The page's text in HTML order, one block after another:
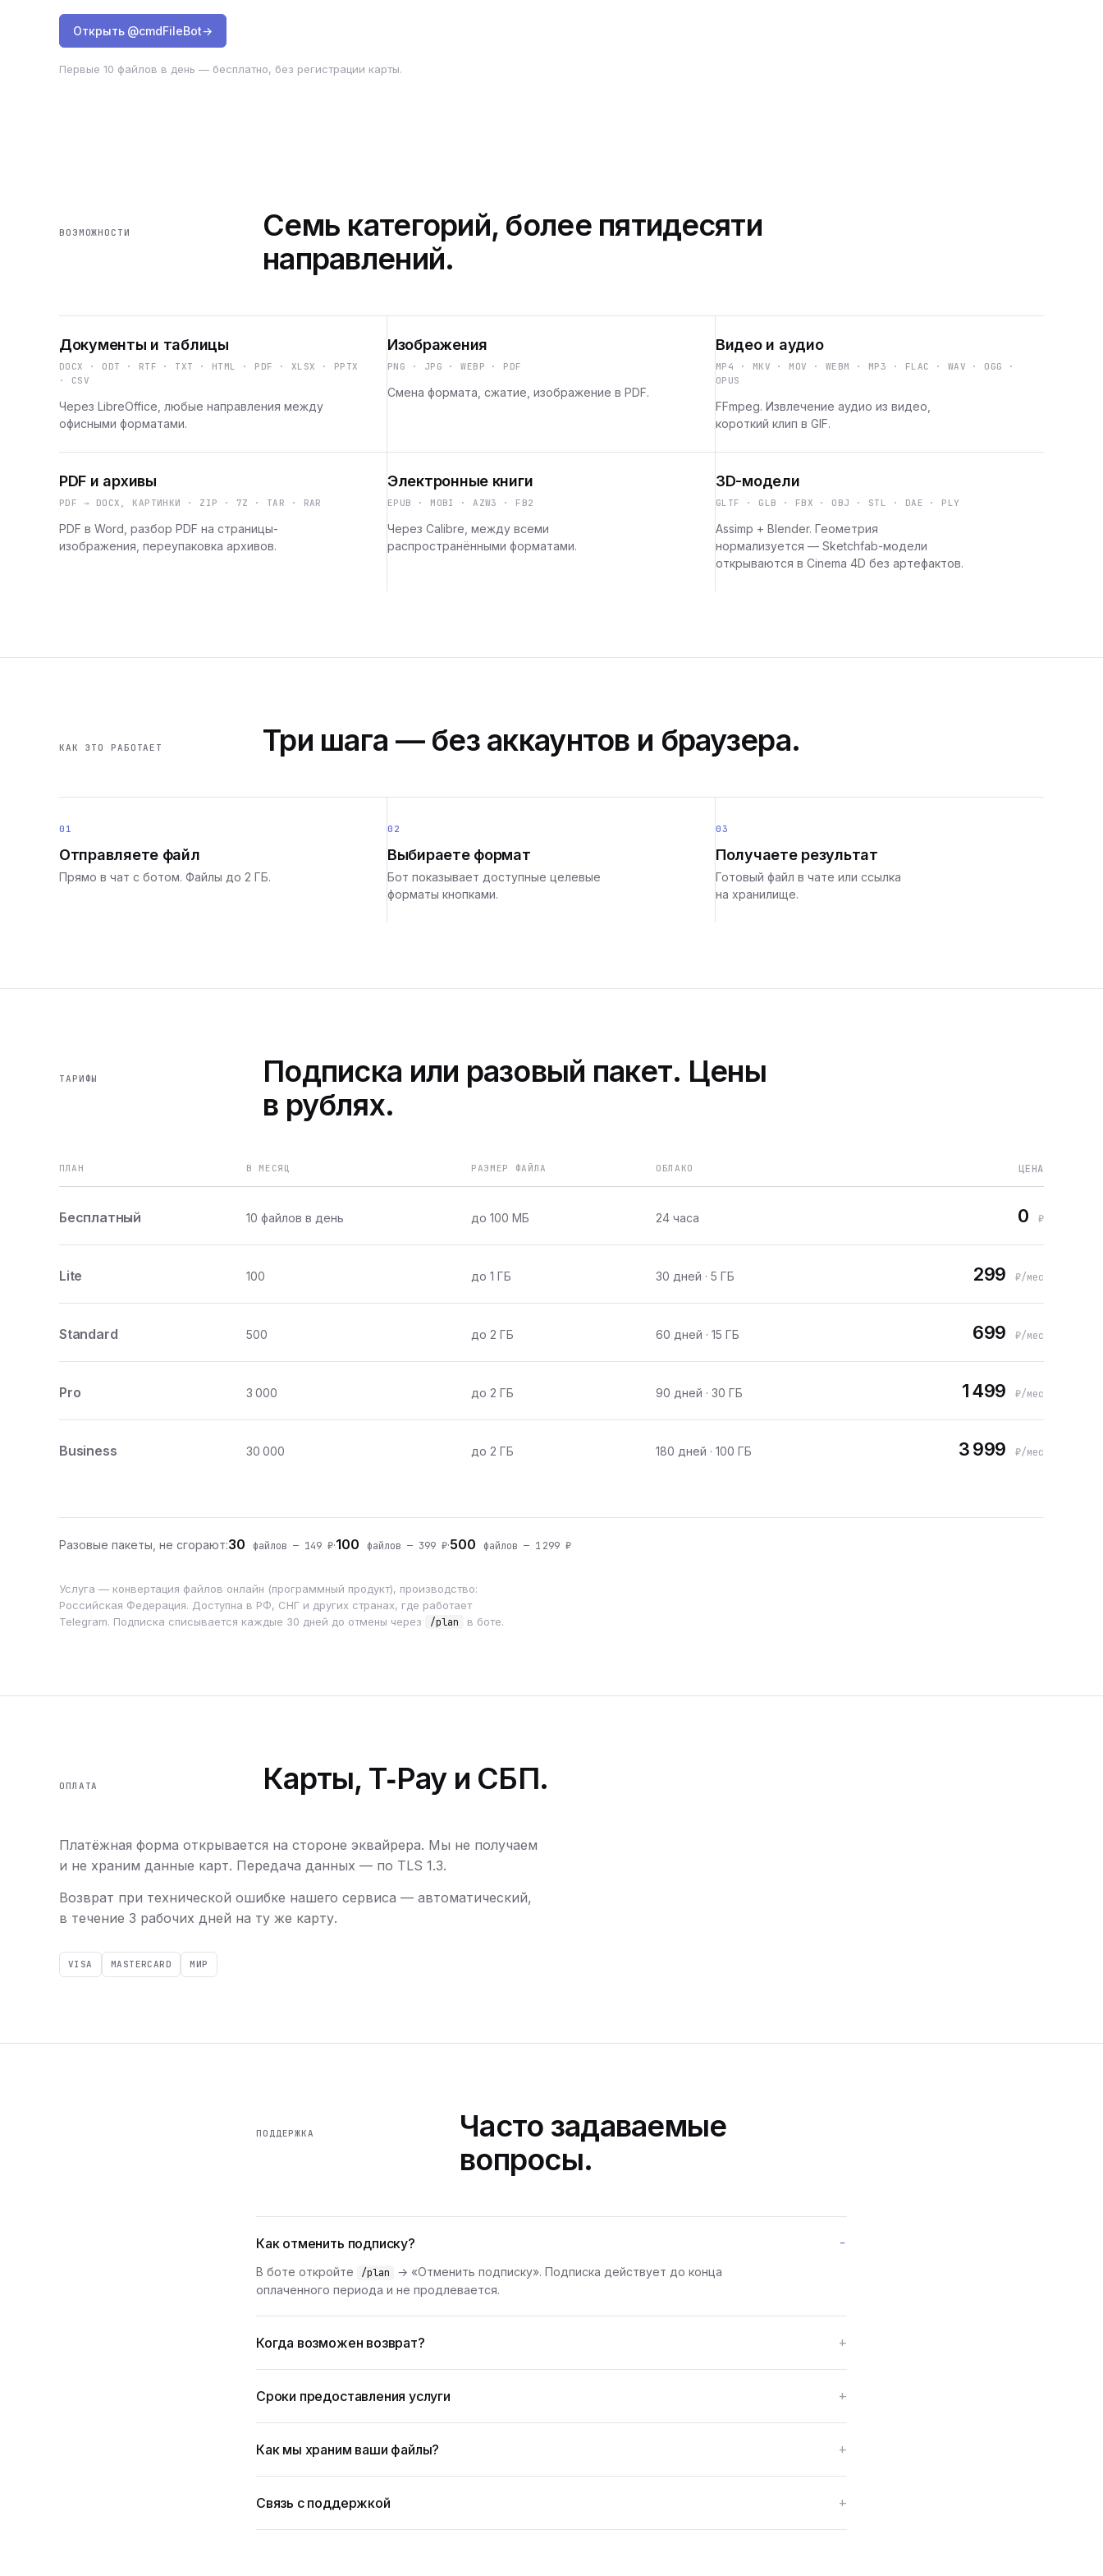
Открыть @cmdFileBot→
Первые 10 файлов в день — бесплатно, без регистрации карты.
ВОЗМОЖНОСТИ
Семь категорий, более пятидесяти
направлений.
Документы и таблицы
DOCX · ODT · RTF · TXT · HTML · PDF · XLSX · PPTX
· CSV
Через LibreOffice, любые направления между
офисными форматами.
Изображения
PNG · JPG · WEBP · PDF
Смена формата, сжатие, изображение в PDF.
Видео и аудио
MP4 · MKV · MOV · WEBM · MP3 · FLAC · WAV · OGG ·
OPUS
FFmpeg. Извлечение аудио из видео,
короткий клип в GIF.
PDF и архивы
PDF → DOCX, КАРТИНКИ · ZIP · 7Z · TAR · RAR
PDF в Word, разбор PDF на страницы-
изображения, переупаковка архивов.
Электронные книги
EPUB · MOBI · AZW3 · FB2
Через Calibre, между всеми
распространёнными форматами.
3D-модели
GLTF · GLB · FBX · OBJ · STL · DAE · PLY
Assimp + Blender. Геометрия
нормализуется — Sketchfab-модели
открываются в Cinema 4D без артефактов.
КАК ЭТО РАБОТАЕТ Три шага — без аккаунтов и браузера.
01
Отправляете файл
Прямо в чат с ботом. Файлы до 2 ГБ.
02
Выбираете формат
Бот показывает доступные целевые
форматы кнопками.
03
Получаете результат
Готовый файл в чате или ссылка
на хранилище.
ТАРИФЫ
Подписка или разовый пакет. Цены
в рублях.
ПЛАН В МЕСЯЦ РАЗМЕР ФАЙЛА ОБЛАКО ЦЕНА
Бесплатный 10 файлов в день до 100 МБ 24 часа 0 ₽
Lite 100 до 1 ГБ 30 дней · 5 ГБ 299 ₽/мес
Standard 500 до 2 ГБ 60 дней · 15 ГБ 699 ₽/мес
Pro 3 000 до 2 ГБ 90 дней · 30 ГБ 1 499 ₽/мес
Business 30 000 до 2 ГБ 180 дней · 100 ГБ 3 999 ₽/мес
Разовые пакеты, не сгорают:30 файлов — 149 ₽·100 файлов — 399 ₽·500 файлов — 1 299 ₽
Услуга — конвертация файлов онлайн (программный продукт), производство:
Российская Федерация. Доступна в РФ, СНГ и других странах, где работает
Telegram. Подписка списывается каждые 30 дней до отмены через
/plan в боте.
ОПЛАТА Карты, T‑Pay и СБП.
Платёжная форма открывается на стороне эквайрера. Мы не получаем
и не храним данные карт. Передача данных — по TLS 1.3.
Возврат при технической ошибке нашего сервиса — автоматический,
в течение 3 рабочих дней на ту же карту.
VISA MASTERCARD МИР
ПОДДЕРЖКА
Часто задаваемые
вопросы.
Как отменить подписку?
В боте откройте /plan
→ «Отменить подписку». Подписка действует до конца
оплаченного периода и не продлевается.
Когда возможен возврат?
Сроки предоставления услуги
Как мы храним ваши файлы?
Связь с поддержкой